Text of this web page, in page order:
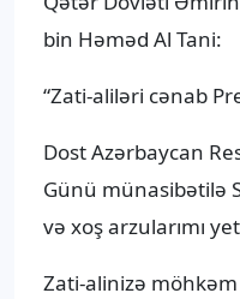
bin Həməd Al Tani:
“Zati-aliləri cənab
Dost Azərbaycan
Günü münasibətilə
və xoş arzularımı
Zati-alinizə möhkəm